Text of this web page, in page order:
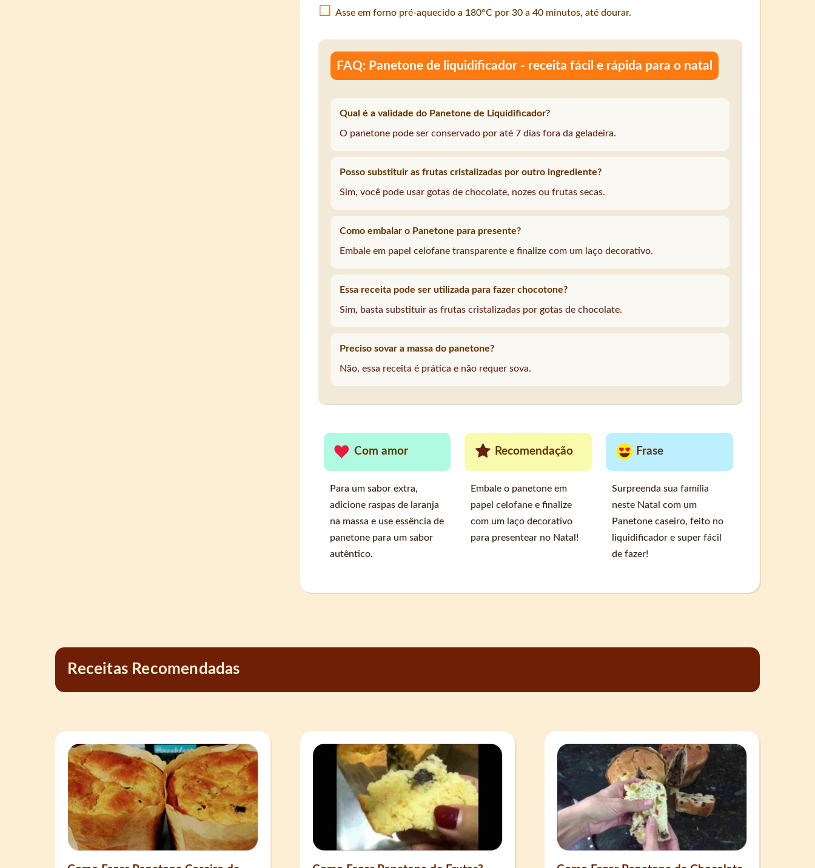
Asse em forno pré-aquecido a 180°C por 30 a 40 minutos, até dourar.
FAQ: Panetone de liquidificador - receita fácil e rápida para o natal
Qual é a validade do Panetone de Liquidificador?
O panetone pode ser conservado por até 7 dias fora da geladeira.
Posso substituir as frutas cristalizadas por outro ingrediente?
Sim, você pode usar gotas de chocolate, nozes ou frutas secas.
Como embalar o Panetone para presente?
Embale em papel celofane transparente e finalize com um laço decorativo.
Essa receita pode ser utilizada para fazer chocotone?
Sim, basta substituir as frutas cristalizadas por gotas de chocolate.
Preciso sovar a massa do panetone?
Não, essa receita é prática e não requer sova.
Com amor
Para um sabor extra,
adicione raspas de laranja
na massa e use essência de
panetone para um sabor
autêntico.
Recomendação
Embale o panetone em
papel celofane e finalize
com um laço decorativo
para presentear no Natal!
Frase
Surpreenda sua família
neste Natal com um
Panetone caseiro, feito no
liquidificador e super fácil
de fazer!
Receitas Recomendadas